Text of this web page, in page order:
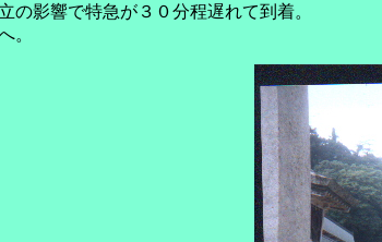
の影響で特急が３０分程遅れて到着。
。